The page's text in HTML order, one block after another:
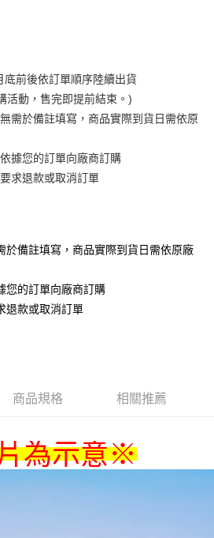
購月份建議分開結帳，避免整筆訂單等
含以上)免運費
/金門/馬祖)(🔺不同預購月份建議分開
)
前後依訂單順序陸續出貨
活動，售完即提前結束。)
需於備註填寫，商品實際到貨日需依原
據您的訂單向廠商訂購
求退款或取消訂單
備註填寫，商品實際到貨日需依原廠
您的訂單向廠商訂購
退款或取消訂單
商品規格 相關推薦
為示意※